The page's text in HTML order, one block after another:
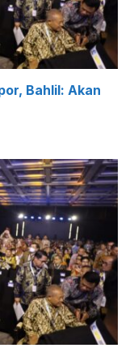
Bahlil: Akan